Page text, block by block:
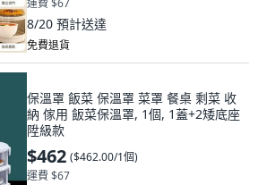
運費 $67
8/20 預計送達
免費退貨
保溫罩 飯菜 保溫罩 菜罩 餐桌 剩菜 收
納 傢用 飯菜保溫罩, 1個, 1蓋+2矮底座
陞級款
$462 ($462.00/1個)
運費 $67